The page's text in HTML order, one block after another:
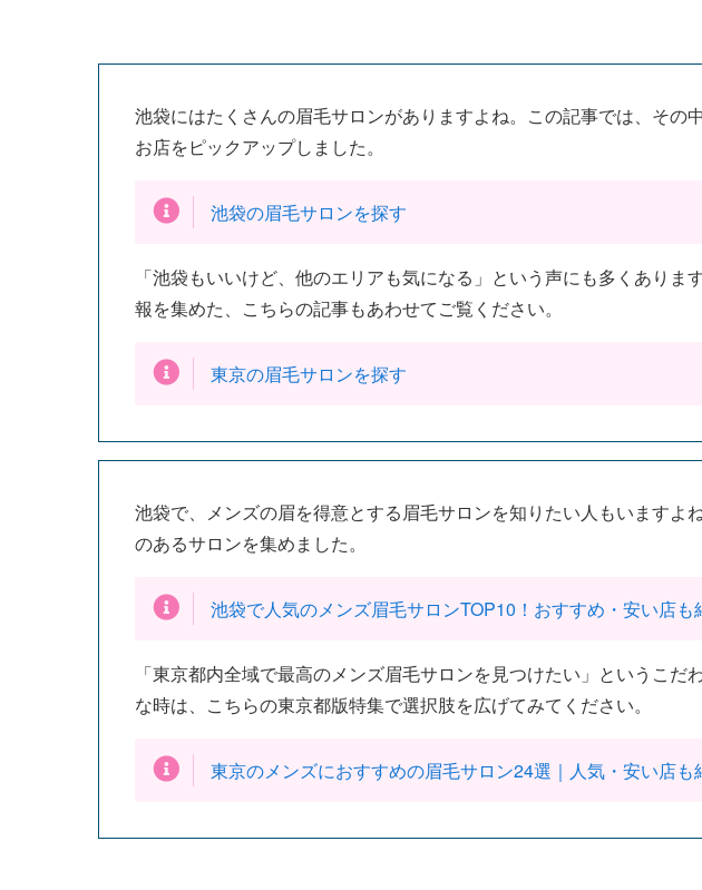
池袋にはたくさんの眉毛サロンがありますよね。この記事では、その
お店をピックアップしました。
池袋の眉毛サロンを探す
「池袋もいいけど、他のエリアも気になる」という声にも多くありま
報を集めた、こちらの記事もあわせてご覧ください。
東京の眉毛サロンを探す
池袋で、メンズの眉を得意とする眉毛サロンを知りたい人もいますよ
のあるサロンを集めました。
池袋で人気のメンズ眉毛サロンTOP10！おすすめ・安い店も
「東京都内全域で最高のメンズ眉毛サロンを見つけたい」というこだ
な時は、こちらの東京都版特集で選択肢を広げてみてください。
東京のメンズにおすすめの眉毛サロン24選｜人気・安い店も